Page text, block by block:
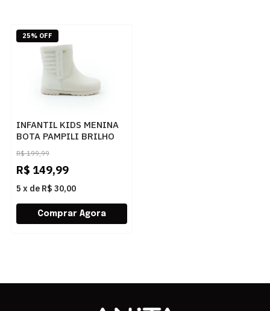
INFANTIL KIDS MENINA
BOTA PAMPILI BRILHO
141100000 4792NUDE
R$ 199,99
R$ 149,99
5 x de R$ 30,00
25% OFF